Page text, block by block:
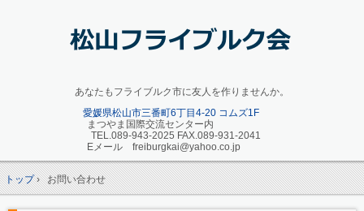
あなたもフライブルク市に友人を作りませんか。
愛媛県松山市三番町6丁目4-20 コムズ1F
まつやま国際交流センター内
TEL.089-943-2025 FAX.089-931-2041
Eメール freiburgkai@yahoo.co.jp
トップ› お問い合わせ